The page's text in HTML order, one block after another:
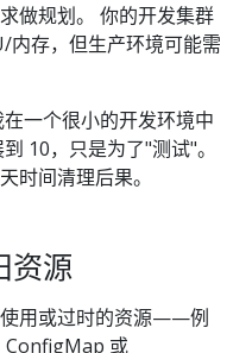
做规划。 你的开发集群
内存，但生产环境可能需
一个很小的开发环境中
10，只是为了"测试"。
时间清理后果。
资源
使用或过时的资源——例
ConfigMap 或